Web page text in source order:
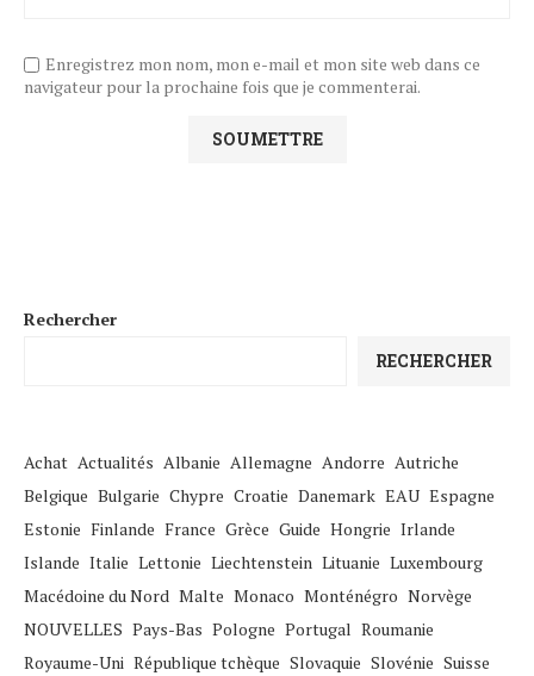
Enregistrez mon nom, mon e-mail et mon site web dans ce
navigateur pour la prochaine fois que je commenterai.
Rechercher
RECHERCHER
Achat Actualités Albanie Allemagne Andorre Autriche
Belgique Bulgarie Chypre Croatie Danemark EAU Espagne
Estonie Finlande France Grèce Guide Hongrie Irlande
Islande Italie Lettonie Liechtenstein Lituanie Luxembourg
Macédoine du Nord Malte Monaco Monténégro Norvège
NOUVELLES Pays-Bas Pologne Portugal Roumanie
Royaume-Uni République tchèque Slovaquie Slovénie Suisse